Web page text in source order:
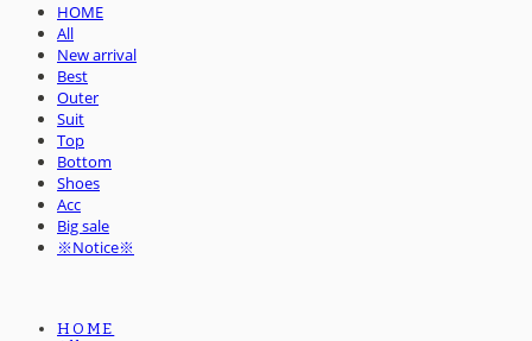
HOME
All
New arrival
Best
Outer
Suit
Top
Bottom
Shoes
Acc
Big sale
※Notice※
HOME